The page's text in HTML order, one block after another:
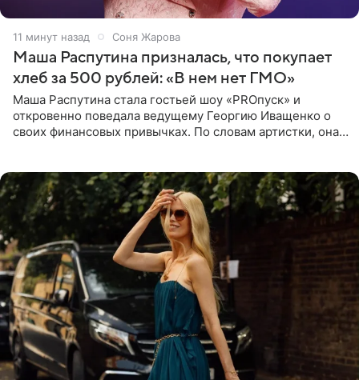
11 минут назад Соня Жарова
Маша Распутина призналась, что покупает
хлеб за 500 рублей: «В нем нет ГМО»
Маша Распутина стала гостьей шоу «PROпуск» и
откровенно поведала ведущему Георгию Иващенко о
своих финансовых привычках. По словам артистки, она